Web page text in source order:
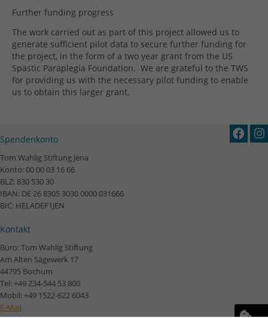
Further funding progress
The work carried out as part of this project allowed us to
generate sufficient pilot data to secure further funding for
the project, in the form of a two year grant from the US
Spastic Paraplegia Foundation. We are grateful to the TWS
for providing us with the necessary pilot funding to enable
us to obtain this larger grant.
Spendenkonto
Tom Wahlig Stiftung Jena
Konto: 00 00 03 16 66
BLZ: 830 530 30
IBAN: DE 26 8305 3030 0000 031666
BIC: HELADEF1JEN
Kontakt
Büro: Tom Wahlig Stiftung
Am Alten Sägewerk 17
44795 Bochum
Tel: +49 234-544 53 800
Mobil: +49 1522-622 6043
E-Mail